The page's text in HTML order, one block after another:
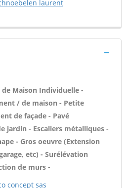
laurent
Maison Individuelle -
/ de maison - Petite
de façade - Pavé
jardin - Escaliers métalliques -
- Gros oeuvre (Extension
etc) - Surélévation
de murs -
concept sas